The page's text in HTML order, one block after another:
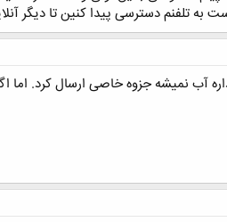
به تلفنم دسترسی پیدا کنین تا دیگر
آب نمیشه جزوه خاصی ارسال کرد.